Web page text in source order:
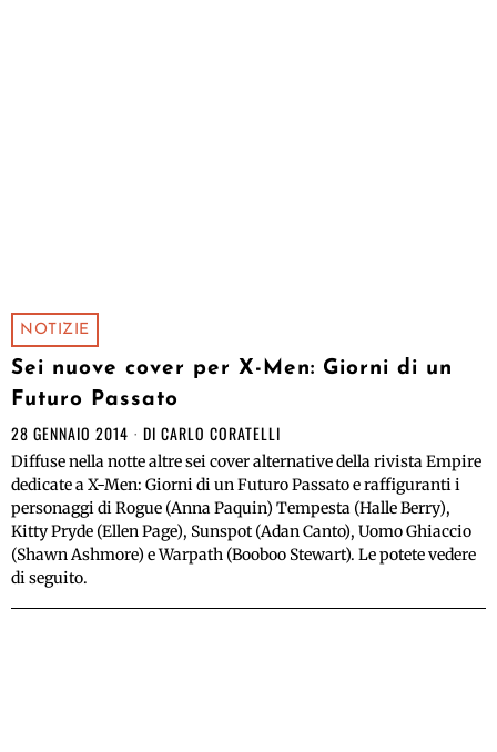
NOTIZIE
Sei nuove cover per X-Men: Giorni di un
Futuro Passato
28 GENNAIO 2014 DI CARLO CORATELLI
Diffuse nella notte altre sei cover alternative della rivista Empire
dedicate a X-Men: Giorni di un Futuro Passato e raffiguranti i
personaggi di Rogue (Anna Paquin) Tempesta (Halle Berry),
Kitty Pryde (Ellen Page), Sunspot (Adan Canto), Uomo Ghiaccio
(Shawn Ashmore) e Warpath (Booboo Stewart). Le potete vedere
di seguito.